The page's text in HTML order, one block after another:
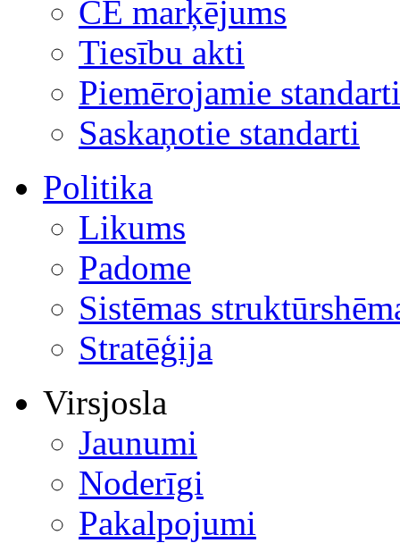
CE marķējums
Tiesību akti
Piemērojamie standarti
Saskaņotie standarti
Politika
Likums
Padome
Sistēmas
Stratēģija
Virsjosla
Jaunumi
Noderīgi
Pakalpojumi